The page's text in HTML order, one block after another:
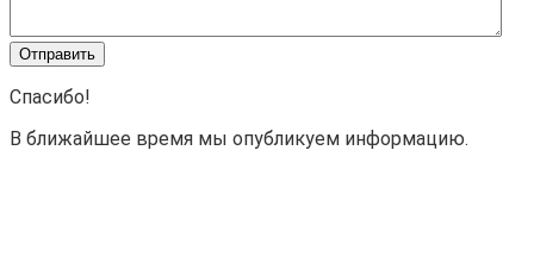
Спасибо!
В ближайшее время мы опубликуем информацию.